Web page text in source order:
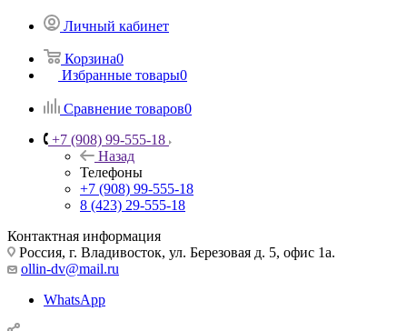
Личный кабинет
Корзина0
Избранные товары0
Сравнение товаров0
+7 (908) 99-555-18
Назад
Телефоны
+7 (908) 99-555-18
8 (423) 29-555-18
Контактная информация
Россия, г. Владивосток, ул. Березовая д. 5, офис 1а.
ollin-dv@mail.ru
WhatsApp